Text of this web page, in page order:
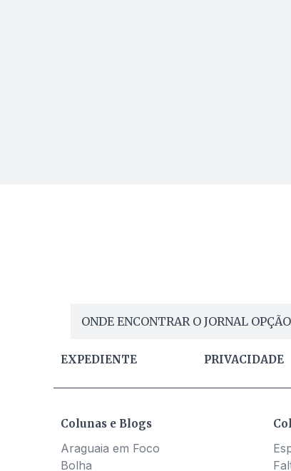
ONDE ENCONTRAR O JORNAL OPÇÃO
EXPEDIENTE PRIVACIDADE
Colunas e Blogs
Araguaia em Foco
Bolha